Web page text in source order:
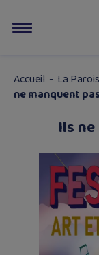
Accueil - La
ne manquent
Ils